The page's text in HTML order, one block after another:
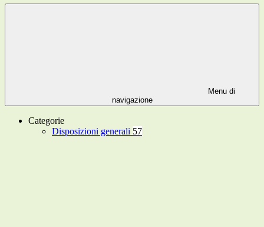
Menu di
navigazione
Categorie
Disposizioni generali 57